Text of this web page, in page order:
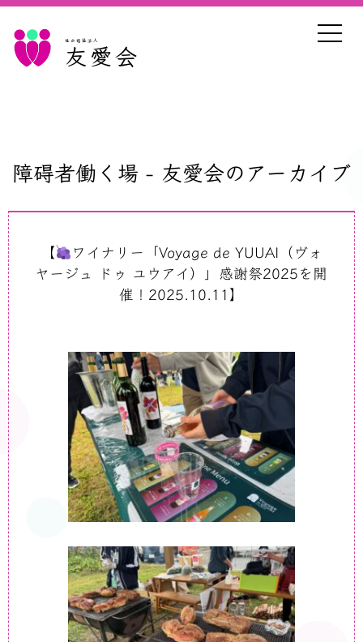
社会福祉法人
友愛会
障碍者働く場 - 友愛会のアーカイブ
【 ワイナリー「Voyage de YUUAI（ヴォ
ヤージュ ドゥ ユウアイ）」感謝祭2025を開
催！2025.10.11】